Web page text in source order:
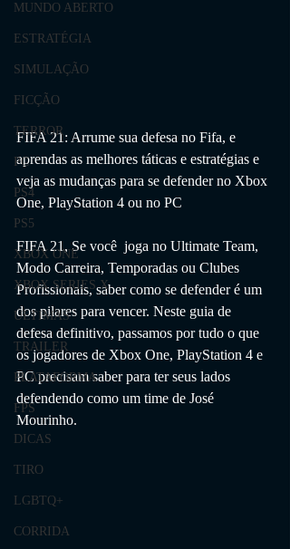
MUNDO ABERTO
ESTRATÉGIA
SIMULAÇÃO
FICÇÃO
TERROR
PC
PS4
PS5
XBOX ONE
XBOX SERIES X
ÚLTIMAS
TRAILER
PLATAFORMA
FPS
DICAS
TIRO
LGBTQ+
CORRIDA
FIFA 21: Arrume sua defesa no Fifa, e
aprendas as melhores táticas e estratégias e
veja as mudanças para se defender no Xbox
One, PlayStation 4 ou no PC
FIFA 21, Se você  joga no Ultimate Team,
Modo Carreira, Temporadas ou Clubes
Profissionais, saber como se defender é um
dos pilares para vencer. Neste guia de
defesa definitivo, passamos por tudo o que
os jogadores de Xbox One, PlayStation 4 e
PC precisam saber para ter seus lados
defendendo como um time de José
Mourinho.